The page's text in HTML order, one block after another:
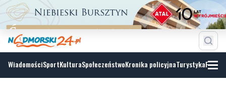
WiadomościSportKulturaSpołeczeństwoKronika policyjnaTurystyka